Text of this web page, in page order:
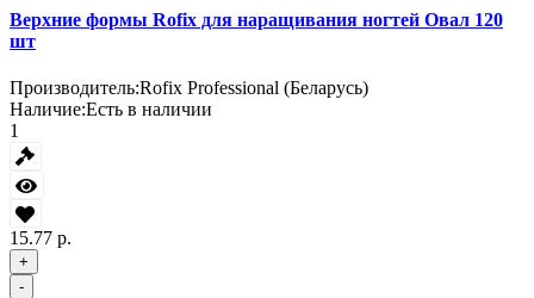
Верхние формы Rofix для наращивания ногтей Овал 120
шт
Производитель:Rofix Professional (Беларусь)
Наличие:Есть в наличии
1
15.77 р.
+
-